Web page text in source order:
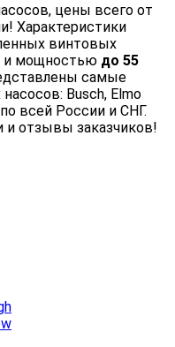
цены всего от
Характеристики
винтовых
и мощностью до 55
самые
Busch, Elmo
всей России и СНГ.
и отзывы заказчиков!